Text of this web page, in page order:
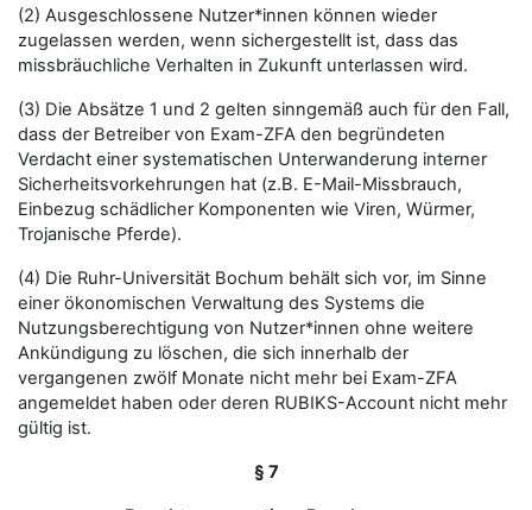
(2) Ausgeschlossene Nutzer*innen können wieder
zugelassen werden, wenn sichergestellt ist, dass das
missbräuchliche Verhalten in Zukunft unterlassen wird.
(3) Die Absätze 1 und 2 gelten sinngemäß auch für den Fall,
dass der Betreiber von Exam-ZFA den begründeten
Verdacht einer systematischen Unterwanderung interner
Sicherheitsvorkehrungen hat (z.B. E-Mail-Missbrauch,
Einbezug schädlicher Komponenten wie Viren, Würmer,
Trojanische Pferde).
(4) Die Ruhr-Universität Bochum behält sich vor, im Sinne
einer ökonomischen Verwaltung des Systems die
Nutzungsberechtigung von Nutzer*innen ohne weitere
Ankündigung zu löschen, die sich innerhalb der
vergangenen zwölf Monate nicht mehr bei Exam-ZFA
angemeldet haben oder deren RUBIKS-Account nicht mehr
gültig ist.
§ 7